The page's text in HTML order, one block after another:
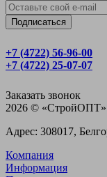
+7 (4722) 56‑96-00
+7 (4722) 25‑07-07
Заказать звонок
2026 © «CтройОПТ»
Адрес: 308017,
Компания
Информация